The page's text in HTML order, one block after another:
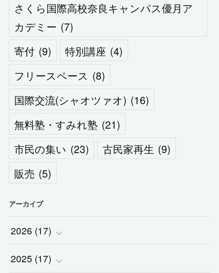
さくら国際高校奈良キャンパス優月ア
カデミー (7)
寄付 (9) 特別講座 (4)
フリースペース (8)
国際交流(シャオツァオ) (16)
無料塾・すみれ塾 (21)
市民の集い (23) 古民家再生 (9)
販売 (5)
アーカイブ
2026 (17)
(2)
2025 (17)